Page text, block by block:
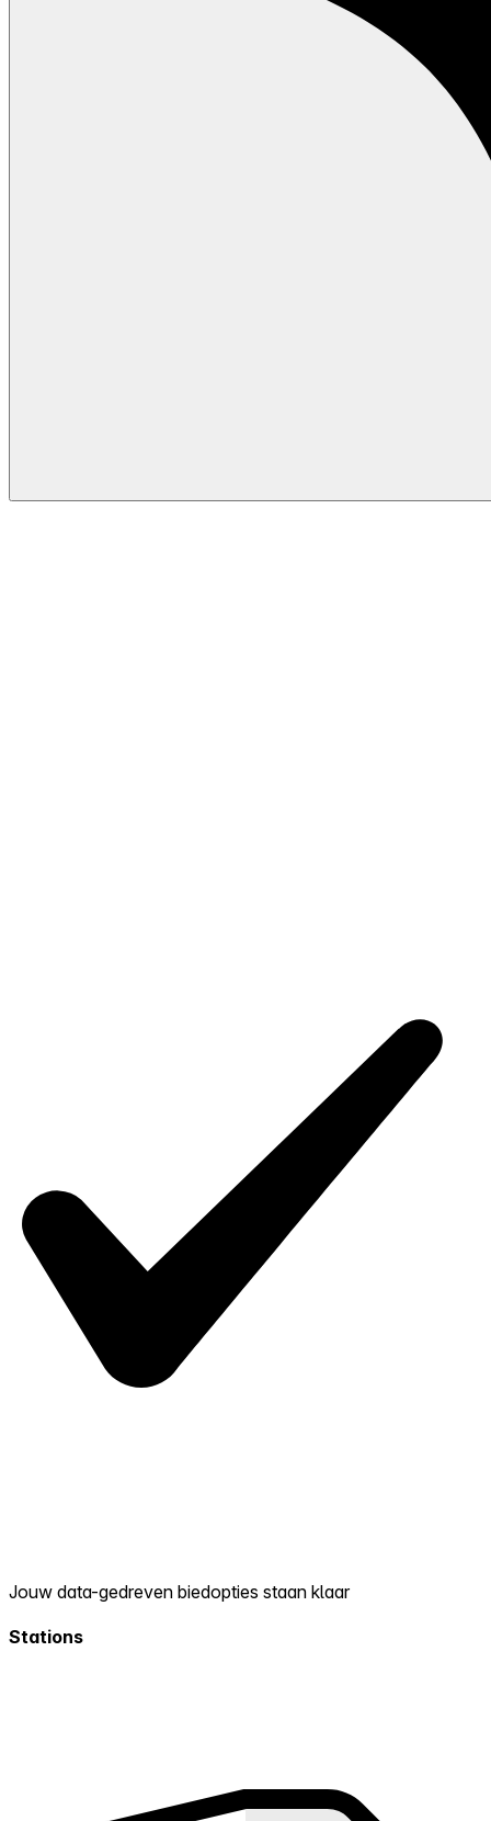
Jouw data-gedreven biedopties staan klaar
Stations